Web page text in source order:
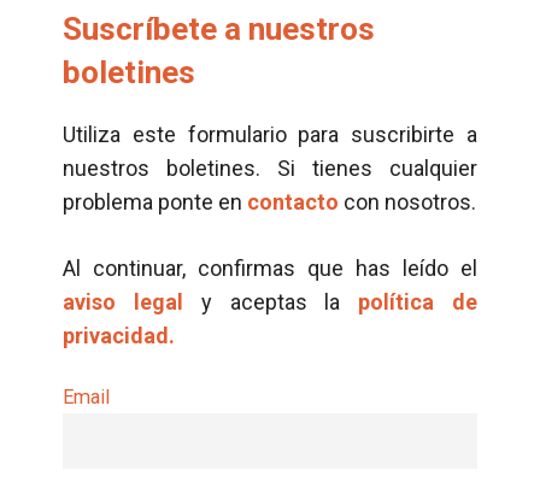
Suscríbete a nuestros
boletines
Utiliza este formulario para suscribirte a
nuestros boletines. Si tienes cualquier
problema ponte en contacto con nosotros.
Al continuar, confirmas que has leído el
aviso legal
y aceptas la política de
privacidad.
Email